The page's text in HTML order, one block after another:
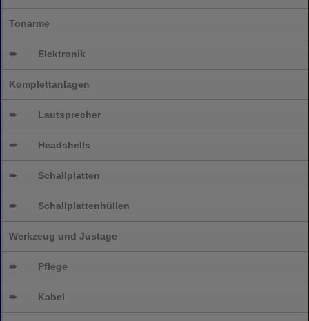
Tonarme
➨ Elektronik
Komplettanlagen
➨ Lautsprecher
➨ Headshells
➨ Schallplatten
➨ Schallplattenhüllen
Werkzeug und Justage
➨ Pflege
➨ Kabel